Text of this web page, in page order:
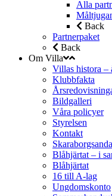
Alla
Back
Partnerpaket
Back
Om Villa
Villas histora –
Klubbfakta
Bildgalleri
Våra policyer
Styrelsen
Kontakt
Blåhjärtat – i
Blåhjärtat
16 till A-lag
Ungdomskonto